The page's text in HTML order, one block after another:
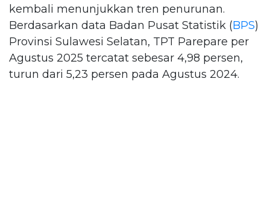
kembali menunjukkan tren penurunan.
Berdasarkan data Badan Pusat Statistik (BPS)
Provinsi Sulawesi Selatan, TPT Parepare per
Agustus 2025 tercatat sebesar 4,98 persen,
turun dari 5,23 persen pada Agustus 2024.